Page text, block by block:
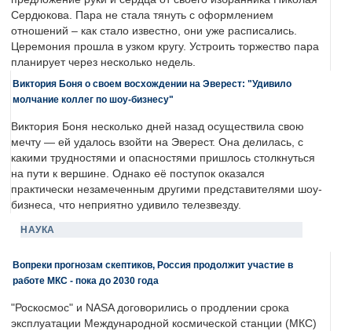
Сердюкова. Пара не стала тянуть с оформлением
отношений – как стало известно, они уже расписались.
Церемония прошла в узком кругу. Устроить торжество пара
планирует через несколько недель.
Виктория Боня о своем восхождении на Эверест: "Удивило
молчание коллег по шоу-бизнесу"
Виктория Боня несколько дней назад осуществила свою
мечту — ей удалось взойти на Эверест. Она делилась, с
какими трудностями и опасностями пришлось столкнуться
на пути к вершине. Однако её поступок оказался
практически незамеченным другими представителями шоу-
бизнеса, что неприятно удивило телезвезду.
НАУКА
Вопреки прогнозам скептиков, Россия продолжит участие в
работе МКС - пока до 2030 года
"Роскосмос" и NASA договорились о продлении срока
эксплуатации Международной космической станции (МКС)